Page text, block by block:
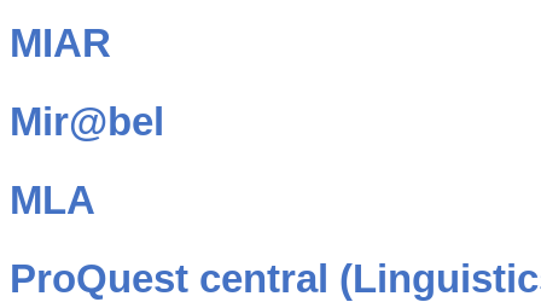
MIAR
Mir@bel
MLA
ProQuest central